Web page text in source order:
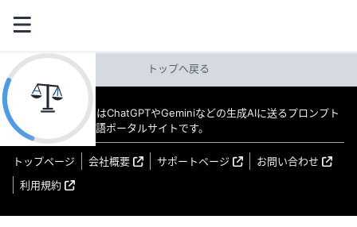
トップへ戻る
教えてAI byGMO はChatGPTやGeminiなどの生成AIに送るプロンプト
（指示文）の日本語ポータルサイトです。
トップページ 会社概要 サポートページ
お問い合わせ
利用規約